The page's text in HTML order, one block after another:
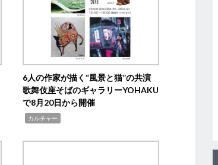
6人の作家が描く“風景と猫”の共演
歌舞伎座そばのギャラリーYOHAKU
で8月20日から開催
カルチャー